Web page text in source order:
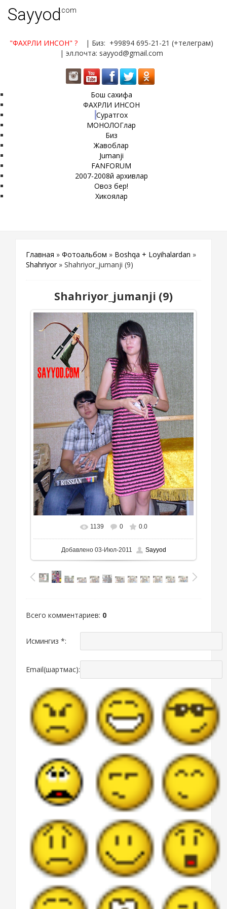
Sayyod.com
"ФАХРЛИ ИНСОН" ?
| Биз: +99894 695-21-21 (+телеграм)
| эл.почта: sayyod@gmail.com
Бош сахифа
ФАХРЛИ ИНСОН
Суратгох
МОНОЛОГлар
Биз
Жавоблар
Jumanji
FANFORUM
2007-2008й архивлар
Овоз бер!
Хикоялар
Главная » Фотоальбом » Boshqa + Loyihalardan »
Shahriyor» Shahriyor_jumanji (9)
Shahriyor_jumanji (9)
1139 0 0.0
Добавлено03-Июл-2011 Sayyod
Всего комментариев: 0
Исмингиз *:
Email(шартмас):